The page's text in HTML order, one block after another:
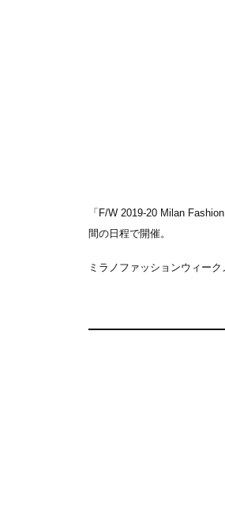
「F/W 2019-20 Milan
間の日程で開催。
ミラノファッションウィー